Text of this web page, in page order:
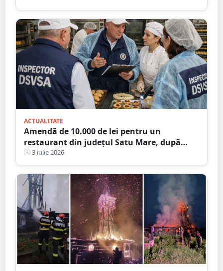
ACTUALITATE
Amendă de 10.000 de lei pentru un
restaurant din județul Satu Mare, după
verificările DSVSA
3 iulie 2026